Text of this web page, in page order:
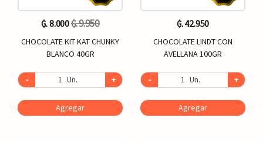
₲. 8.000₲. 9.950
CHOCOLATE KIT KAT CHUNKY
BLANCO 40GR
- Un. +
Agregar
₲. 42.950
CHOCOLATE LINDT CON
AVELLANA 100GR
- Un. +
Agregar